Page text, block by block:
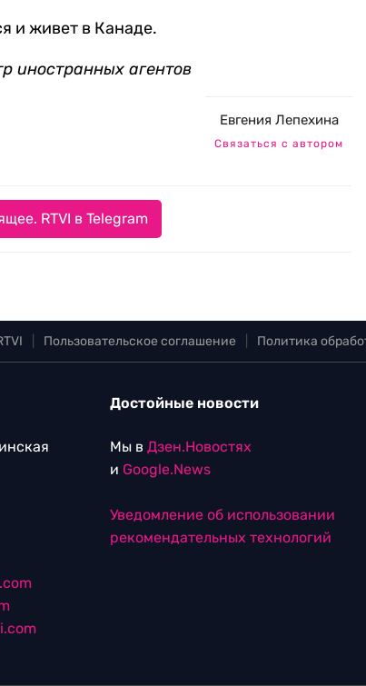
и живет в Канаде.
иностранных агентов
Евгения Лепехина
Связаться с автором
RTVI в Telegram
Пользовательское соглашение Политика
Достойные новости
Мы в Дзен.Новостях
и Google.News
Уведомление об использовании
рекомендательных технологий